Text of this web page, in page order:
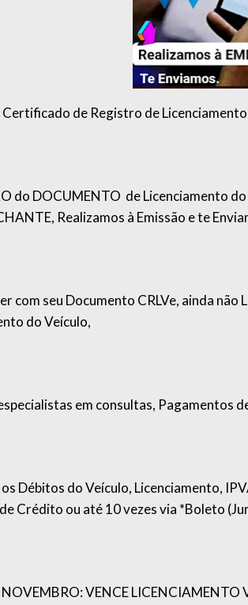
Certificado de Registro de
do DOCUMENTO de Licenciamento
Realizamos à Emissão e te
com seu Documento CRLVe, ainda
do Veículo,
em consultas, Pagamentos
Débitos do Veículo, Licenciamento,
Crédito ou até 10 vezes via *Boleto
NOVEMBRO: VENCE LICENCIAMENTO